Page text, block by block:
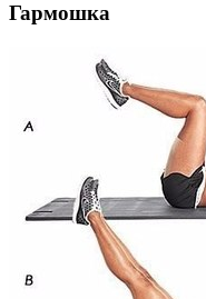
Гармошка